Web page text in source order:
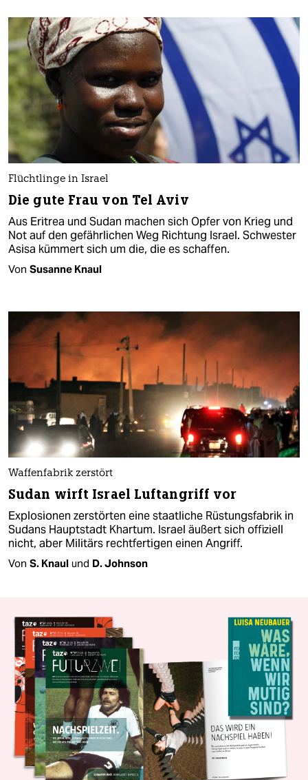
Flüchtlinge in Israel
Die gute Frau von Tel Aviv
Aus Eritrea und Sudan machen sich Opfer von Krieg und
Not auf den gefährlichen Weg Richtung Israel. Schwester
Asisa kümmert sich um die, die es schaffen.
Von Susanne Knaul
Waffenfabrik zerstört
Sudan wirft Israel Luftangriff vor
Explosionen zerstörten eine staatliche Rüstungsfabrik in
Sudans Hauptstadt Khartum. Israel äußert sich offiziell
nicht, aber Militärs rechtfertigen einen Angriff.
Von S. Knaul und D. Johnson